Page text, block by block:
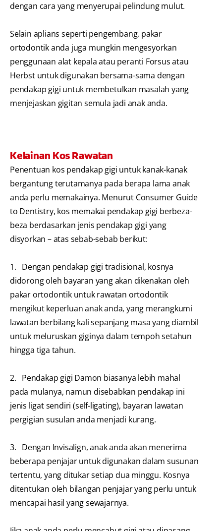
dengan cara yang menyerupai pelindung mulut.
Selain aplians seperti pengembang, pakar
ortodontik anda juga mungkin mengesyorkan
penggunaan alat kepala atau peranti Forsus atau
Herbst untuk digunakan bersama-sama dengan
pendakap gigi untuk membetulkan masalah yang
menjejaskan gigitan semula jadi anak anda.
Kelainan Kos Rawatan
Penentuan kos pendakap gigi untuk kanak-kanak
bergantung terutamanya pada berapa lama anak
anda perlu memakainya. Menurut Consumer Guide
to Dentistry, kos memakai pendakap gigi berbeza-
beza berdasarkan jenis pendakap gigi yang
disyorkan – atas sebab-sebab berikut:
1. Dengan pendakap gigi tradisional, kosnya
didorong oleh bayaran yang akan dikenakan oleh
pakar ortodontik untuk rawatan ortodontik
mengikut keperluan anak anda, yang merangkumi
lawatan berbilang kali sepanjang masa yang diambil
untuk meluruskan giginya dalam tempoh setahun
hingga tiga tahun.
2. Pendakap gigi Damon biasanya lebih mahal
pada mulanya, namun disebabkan pendakap ini
jenis ligat sendiri (self-ligating), bayaran lawatan
pergigian susulan anda menjadi kurang.
3. Dengan Invisalign, anak anda akan menerima
beberapa penjajar untuk digunakan dalam susunan
tertentu, yang ditukar setiap dua minggu. Kosnya
ditentukan oleh bilangan penjajar yang perlu untuk
mencapai hasil yang sewajarnya.